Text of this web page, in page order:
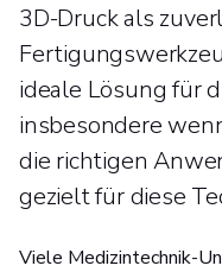
3D-Druck als
ideale Lösung für
insbesondere
die richtigen
gezielt für diese
Viele Medizintechnik-